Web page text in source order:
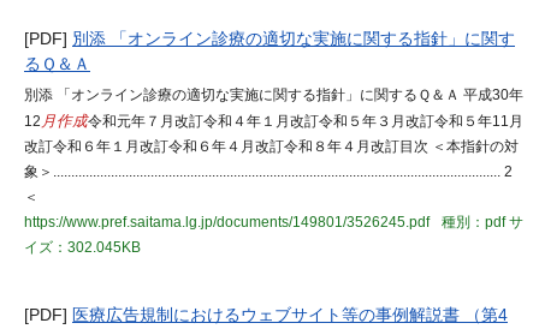
[PDF] 別添 「オンライン診療の適切な実施に関する指針」に関す
るＱ＆Ａ
別添 「オンライン診療の適切な実施に関する指針」に関するＱ＆Ａ 平成30年
12 月作成令和元年７月改訂令和４年１月改訂令和５年３月改訂令和５年11月
改訂令和６年１月改訂令和６年４月改訂令和８年４月改訂目次 ＜本指針の対
象＞............................................................................................................................ 2
＜
https://www.pref.saitama.lg.jp/documents/149801/3526245.pdf
種別：pdfサ
イズ：302.045KB
[PDF] 医療広告規制におけるウェブサイト等の事例解説書 （第4